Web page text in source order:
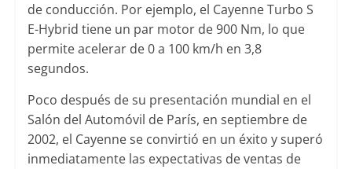
de conducción. Por ejemplo, el Cayenne Turbo S
E-Hybrid tiene un par motor de 900 Nm, lo que
permite acelerar de 0 a 100 km/h en 3,8
segundos.
Poco después de su presentación mundial en el
Salón del Automóvil de París, en septiembre de
2002, el Cayenne se convirtió en un éxito y superó
inmediatamente las expectativas de ventas de